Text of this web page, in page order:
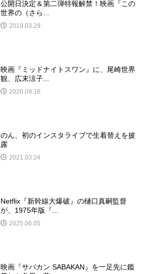
公開日決定＆第二弾特報解禁！映画『この
世界の（さら...
2019.03.29
映画『ミッドナイトスワン』に、尾崎世界
観、広末涼子...
2020.09.16
のん、初のインスタライブで生着替えを披
露
2021.03.24
Netflix『新幹線大爆破』の樋口真嗣監督
が、1975年版『...
2025.06.05
映画『サバカン SABAKAN』を一足先に鑑